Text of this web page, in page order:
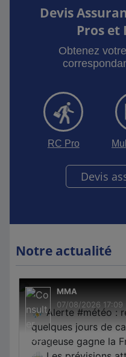
Devis
Pros et
Obtenez
RC Pro
Devis
Notre actualité